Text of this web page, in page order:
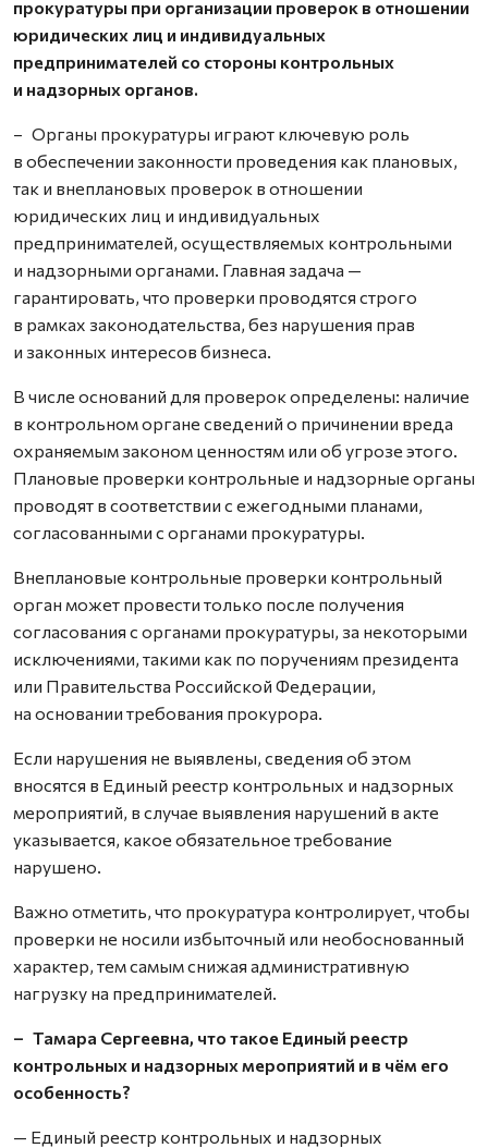
прокуратуры при организации проверок в отношении
юридических лиц и индивидуальных
предпринимателей со стороны контрольных
и надзорных органов.
– Органы прокуратуры играют ключевую роль
в обеспечении законности проведения как плановых,
так и внеплановых проверок в отношении
юридических лиц и индивидуальных
предпринимателей, осуществляемых контрольными
и надзорными органами. Главная задача —
гарантировать, что проверки проводятся строго
в рамках законодательства, без нарушения прав
и законных интересов бизнеса.
В числе оснований для проверок определены: наличие
в контрольном органе сведений о причинении вреда
охраняемым законом ценностям или об угрозе этого.
Плановые проверки контрольные и надзорные органы
проводят в соответствии с ежегодными планами,
согласованными с органами прокуратуры.
Внеплановые контрольные проверки контрольный
орган может провести только после получения
согласования с органами прокуратуры, за некоторыми
исключениями, такими как по поручениям президента
или Правительства Российской Федерации,
на основании требования прокурора.
Если нарушения не выявлены, сведения об этом
вносятся в Единый реестр контрольных и надзорных
мероприятий, в случае выявления нарушений в акте
указывается, какое обязательное требование
нарушено.
Важно отметить, что прокуратура контролирует, чтобы
проверки не носили избыточный или необоснованный
характер, тем самым снижая административную
нагрузку на предпринимателей.
– Тамара Сергеевна, что такое Единый реестр
контрольных и надзорных мероприятий и в чём его
особенность?
— Единый реестр контрольных и надзорных